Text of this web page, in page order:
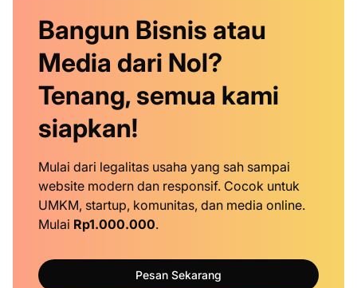
Bangun Bisnis atau
Media dari Nol?
Tenang, semua kami
siapkan!
Mulai dari legalitas usaha yang sah sampai
website modern dan responsif. Cocok untuk
UMKM, startup, komunitas, dan media online.
Mulai Rp1.000.000.
Pesan Sekarang